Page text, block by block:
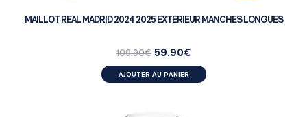
MAILLOT REAL MADRID 2024 2025 EXTERIEUR MANCHES LONGUES
109.90€ 59.90€
AJOUTER AU PANIER